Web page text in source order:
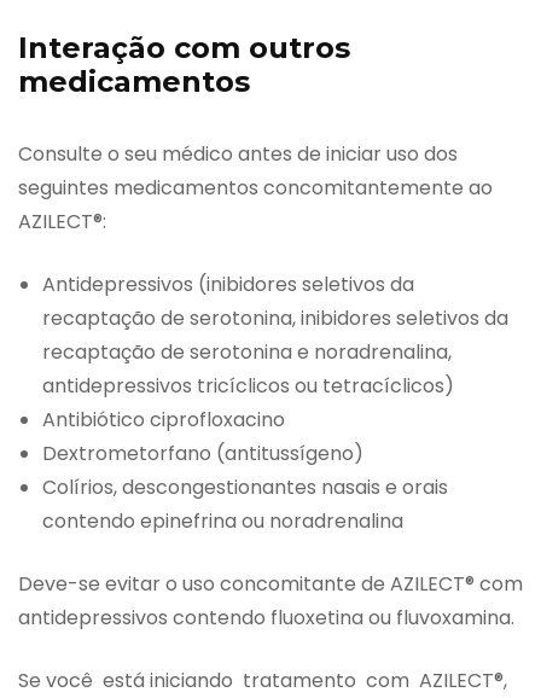
Interação com outros
medicamentos
Consulte o seu médico antes de iniciar uso dos
seguintes medicamentos concomitantemente ao
AZILECT®:
Antidepressivos (inibidores seletivos da
recaptação de serotonina, inibidores seletivos da
recaptação de serotonina e noradrenalina,
antidepressivos tricíclicos ou tetracíclicos)
Antibiótico ciprofloxacino
Dextrometorfano (antitussígeno)
Colírios, descongestionantes nasais e orais
contendo epinefrina ou noradrenalina
Deve-se evitar o uso concomitante de AZILECT® com
antidepressivos contendo fluoxetina ou fluvoxamina.
Se você está iniciando tratamento com AZILECT®,